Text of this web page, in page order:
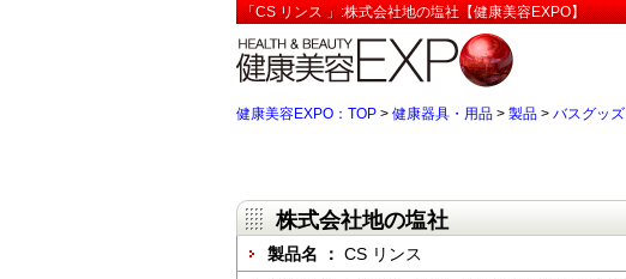
「CS リンス 」:株式会社地の塩社【健康美容EXPO】
健康美容EXPO：TOP > 健康器具・用品 > 製品 > バスグッズ
株式会社地の塩社
製品名 ： CS リンス